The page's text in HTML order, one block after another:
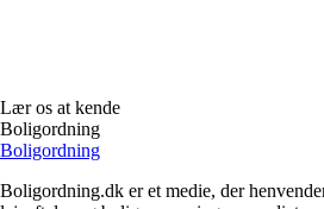
Lær os at kende
Boligordning
Boligordning
Boligordning.dk er et medie, der